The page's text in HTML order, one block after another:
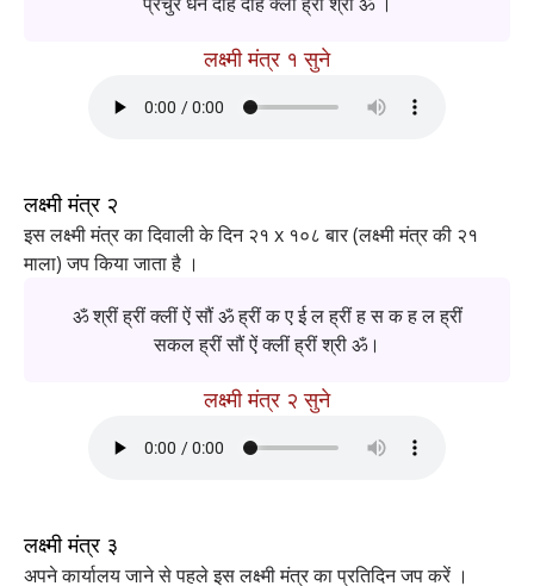
लक्ष्मी मंत्र १ सुने
लक्ष्मी मंत्र २
इस लक्ष्मी मंत्र का दिवाली के दिन २१ x १०८ बार (लक्ष्मी मंत्र की २१
माला) जप किया जाता है ।
ॐ श्रीं ह्रीं क्लीं ऐं सौं ॐ ह्रीं क ए ई ल ह्रीं ह स क ह ल ह्रीं
सकल ह्रीं सौं ऐं क्लीं ह्रीं श्री ॐ।
लक्ष्मी मंत्र २ सुने
लक्ष्मी मंत्र ३
अपने कार्यालय जाने से पहले इस लक्ष्मी मंत्र का प्रतिदिन जप करें ।